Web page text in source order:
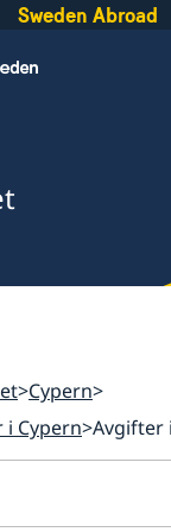
Sweden Abroad
Cypern
i Cypern Avgifter